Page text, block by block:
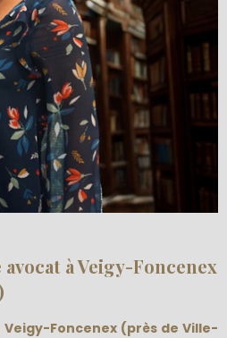
à Veigy-Foncenex
Foncenex (près de Ville-